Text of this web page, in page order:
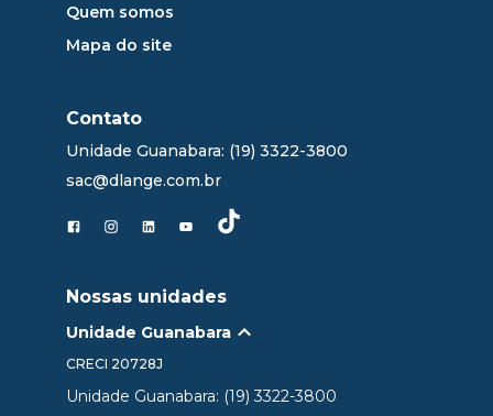
Quem somos
Mapa do site
Contato
Unidade Guanabara: (19) 3322-3800
sac@dlange.com.br
Nossas unidades
Unidade Guanabara
CRECI 20728J
Unidade Guanabara: (19) 3322-3800